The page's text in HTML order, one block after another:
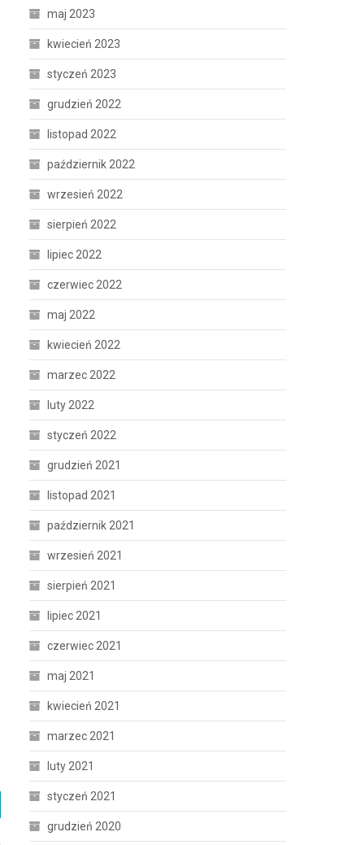
maj 2023
kwiecień 2023
styczeń 2023
grudzień 2022
listopad 2022
październik 2022
wrzesień 2022
sierpień 2022
lipiec 2022
czerwiec 2022
maj 2022
kwiecień 2022
marzec 2022
luty 2022
styczeń 2022
grudzień 2021
listopad 2021
październik 2021
wrzesień 2021
sierpień 2021
lipiec 2021
czerwiec 2021
maj 2021
kwiecień 2021
marzec 2021
luty 2021
styczeń 2021
grudzień 2020